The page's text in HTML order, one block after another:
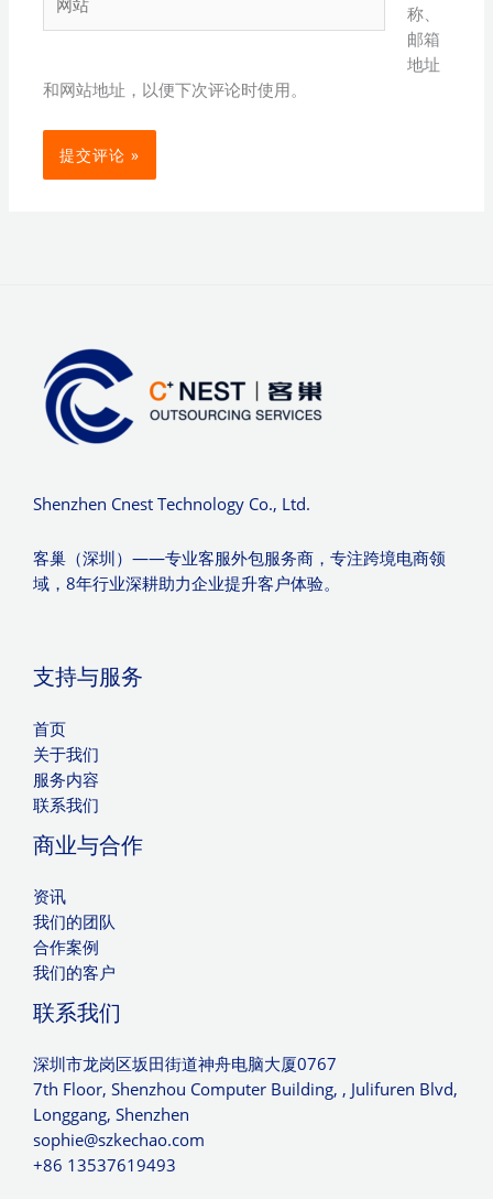
站
称、
邮箱
地址
和网站地址，以便下次评论时使用。
Shenzhen Cnest Technology Co., Ltd.
客巢（深圳）——专业客服外包服务商，专注跨境电商领
域，8年行业深耕助力企业提升客户体验。
支持与服务
首页
关于我们
服务内容
联系我们
商业与合作
资讯
我们的团队
合作案例
我们的客户
联系我们
深圳市龙岗区坂田街道神舟电脑大厦0767
7th Floor, Shenzhou Computer Building, , Julifuren Blvd,
Longgang, Shenzhen
sophie@szkechao.com
+86 13537619493